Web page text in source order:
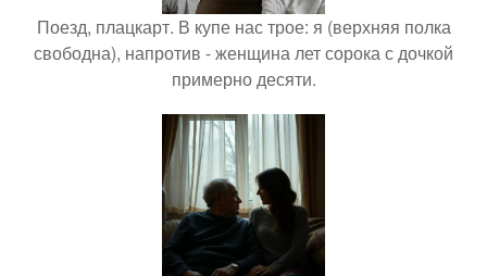
Поезд, плацкарт. В купе нас трое: я (верхняя полка
свободна), напротив - женщина лет сорока с дочкой
примерно десяти.